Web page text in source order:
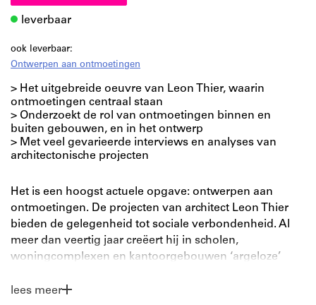
leverbaar
ook leverbaar:
Ontwerpen aan ontmoetingen
> Het uitgebreide oeuvre van Leon Thier, waarin
ontmoetingen centraal staan
> Onderzoekt de rol van ontmoetingen binnen en
buiten gebouwen, en in het ontwerp
> Met veel gevarieerde interviews en analyses van
architectonische projecten
Het is een hoogst actuele opgave: ontwerpen aan
ontmoetingen. De projecten van architect Leon Thier
bieden de gelegenheid tot sociale verbondenheid. Al
meer dan veertig jaar creëert hij in scholen,
woningcomplexen en kantoorgebouwen ‘argeloze’
lees meer